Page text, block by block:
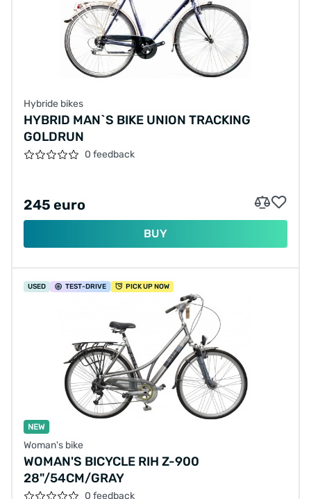
Hybride bikes
HYBRID MAN`S BIKE UNION TRACKING
GOLDRUN
0 feedback
245 euro
BUY
USED TEST-DRIVE PICK UP NOW
NEW
Woman's bike
WOMAN'S BICYCLE RIH Z-900
28"/54CM/GRAY
0 feedback